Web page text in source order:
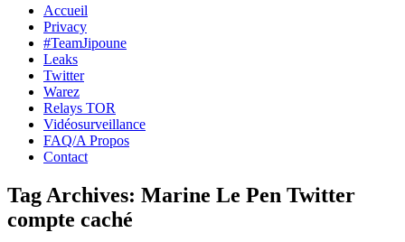
Skip
content
Accueil
Privacy
#TeamJipoune
Leaks
Twitter
Warez
Relays TOR
Vidéosurveillance
FAQ/A Propos
Contact
Tag Archives: Marine Le Pen Twitter
compte caché